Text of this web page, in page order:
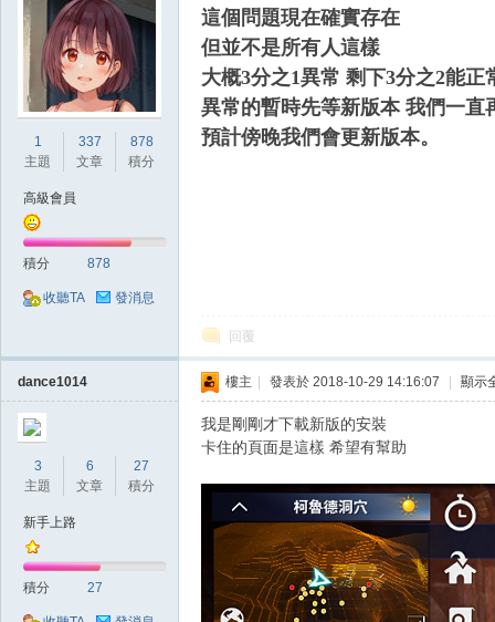
1
主題
337
文章
878
積分
高級會員
積分 878
收聽TA 發消息
這個問題現在確實存在
但並不是所有人這樣
大概3分之1異常 剩下3分之2能正
異常的暫時先等新版本 我們一直
預計傍晚我們會更新版本。
回覆
dance1014
3
主題
6
文章
27
積分
新手上路
積分 27
樓主 發表於 2018-10-29 14:16:07 顯示
我是剛剛才下載新版的安裝
卡住的頁面是這樣 希望有幫助